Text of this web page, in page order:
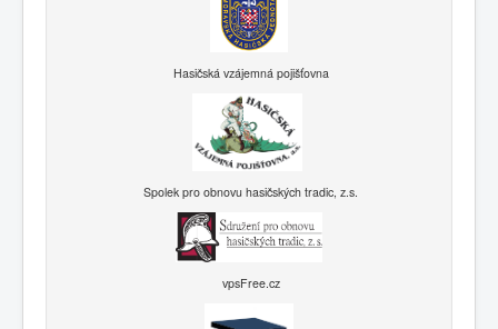
Hasičská vzájemná pojišťovna
Spolek pro obnovu hasičských tradic, z.s.
vpsFree.cz